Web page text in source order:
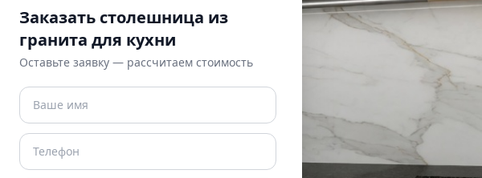
Заказать столешница из
гранита для кухни
Оставьте заявку — рассчитаем стоимость